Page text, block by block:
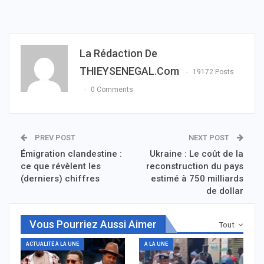
La Rédaction De
THIEYSENEGAL.com
19172 Posts
0 Comments
PREV POST
Émigration clandestine :
ce que révèlent les
(derniers) chiffres
NEXT POST
Ukraine : Le coût de la
reconstruction du pays
estimé à 750 milliards
de dollar
Tout
Vous Pourriez Aussi Aimer
ACTUALITÉ À LA UNE A LA UNE